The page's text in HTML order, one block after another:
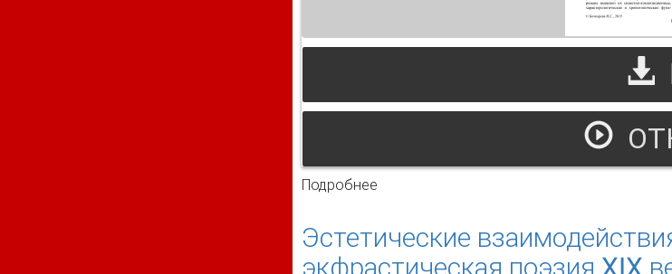
Подробнее
Эстетические
экфрастическая поэзия XIX